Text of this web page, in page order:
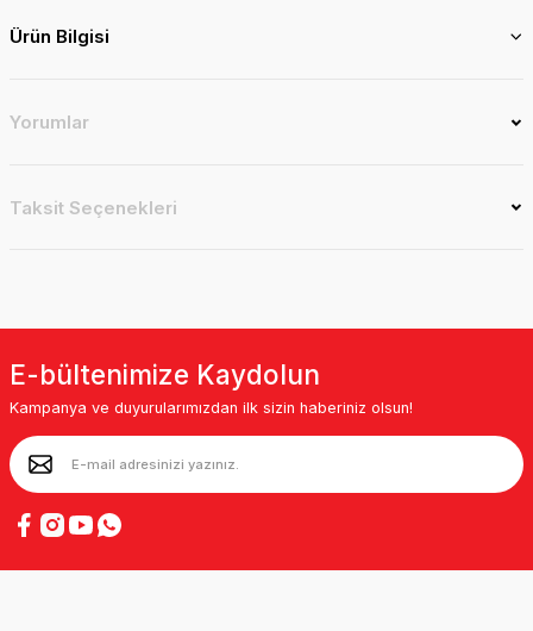
Ürün Bilgisi
Yorumlar
Taksit Seçenekleri
E-bültenimize Kaydolun
Kampanya ve duyurularımızdan ilk sizin haberiniz olsun!